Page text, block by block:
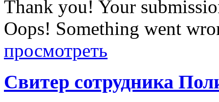
Thank you! Your
Oops! Something went
просмотреть
Свитер сотрудника